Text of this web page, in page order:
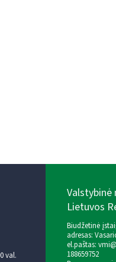
val.
Valstybinė
Lietuvos
Biudžetinė
adresas:
el.paštas:
188659752